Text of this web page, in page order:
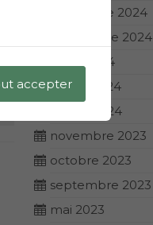
novembre 2024
septembre 2024
juillet 2024
février 2024
janvier 2024
novembre 2023
octobre 2023
septembre 2023
mai 2023
accepter